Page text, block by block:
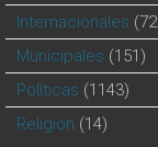
Internacionales
Municipales (151)
Polìticas (1143)
Religion (14)